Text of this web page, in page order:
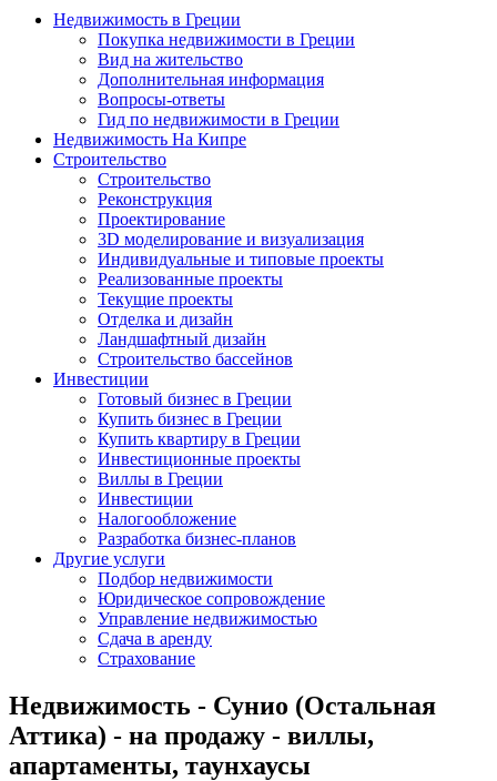
Недвижимость в Греции
Покупка недвижимости в Греции
Вид на жительство
Дополнительная информация
Вопросы-ответы
Гид по недвижимости в Греции
Недвижимость На Кипре
Строительство
Строительство
Реконструкция
Проектирование
3D моделирование и визуализация
Индивидуальные и типовые проекты
Реализованные проекты
Текущие проекты
Отделка и дизайн
Ландшафтный дизайн
Строительство бассейнов
Инвестиции
Готовый бизнес в Греции
Купить бизнес в Греции
Купить квартиру в Греции
Инвестиционные проекты
Виллы в Греции
Инвестиции
Налогообложение
Разработка бизнес-планов
Другие услуги
Подбор недвижимости
Юридическое сопровождение
Управление недвижимостью
Сдача в аренду
Страхование
Недвижимость - Сунио (Остальная
Аттика) - на продажу - виллы,
апартаменты, таунхаусы